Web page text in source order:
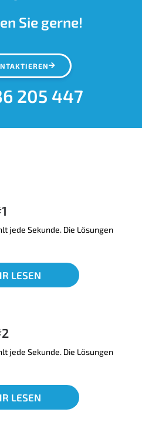
Sie gerne!
205 447
jede Sekunde. Die Lösungen
LESEN
jede Sekunde. Die Lösungen
LESEN